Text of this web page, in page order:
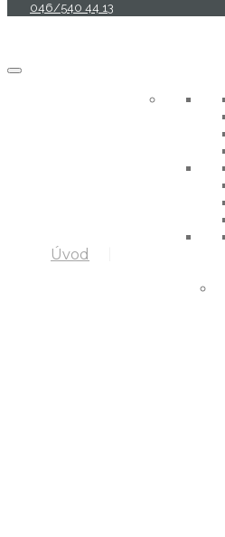
046/540 44 13
Úvod